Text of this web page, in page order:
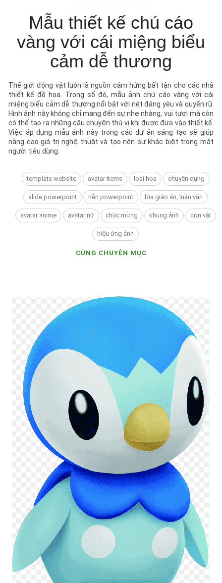
Mẫu thiết kế chú cáo
vàng với cái miệng biểu
cảm dễ thương
Thế giới động vật luôn là nguồn cảm hứng bất tận cho các nhà
thiết kế đồ họa. Trong số đó, mẫu ảnh chú cáo vàng với cái
miệng biểu cảm dễ thương nổi bật với nét đáng yêu và quyến rũ.
Hình ảnh này không chỉ mang đến sự nhẹ nhàng, vui tươi mà còn
có thể tạo ra những câu chuyện thú vị khi được đưa vào thiết kế.
Việc áp dụng mẫu ảnh này trong các dự án sáng tạo sẽ giúp
nâng cao giá trị nghệ thuật và tạo nên sự khác biệt trong mắt
người tiêu dùng.
template website avatar items loài hoa chuyên dụng
slide powerpoint nền powerpoint bìa giáo án, luận văn
avatar anime avatar nữ chúc mừng khung ảnh con vật
hiệu ứng ảnh
CÙNG CHUYÊN MỤC